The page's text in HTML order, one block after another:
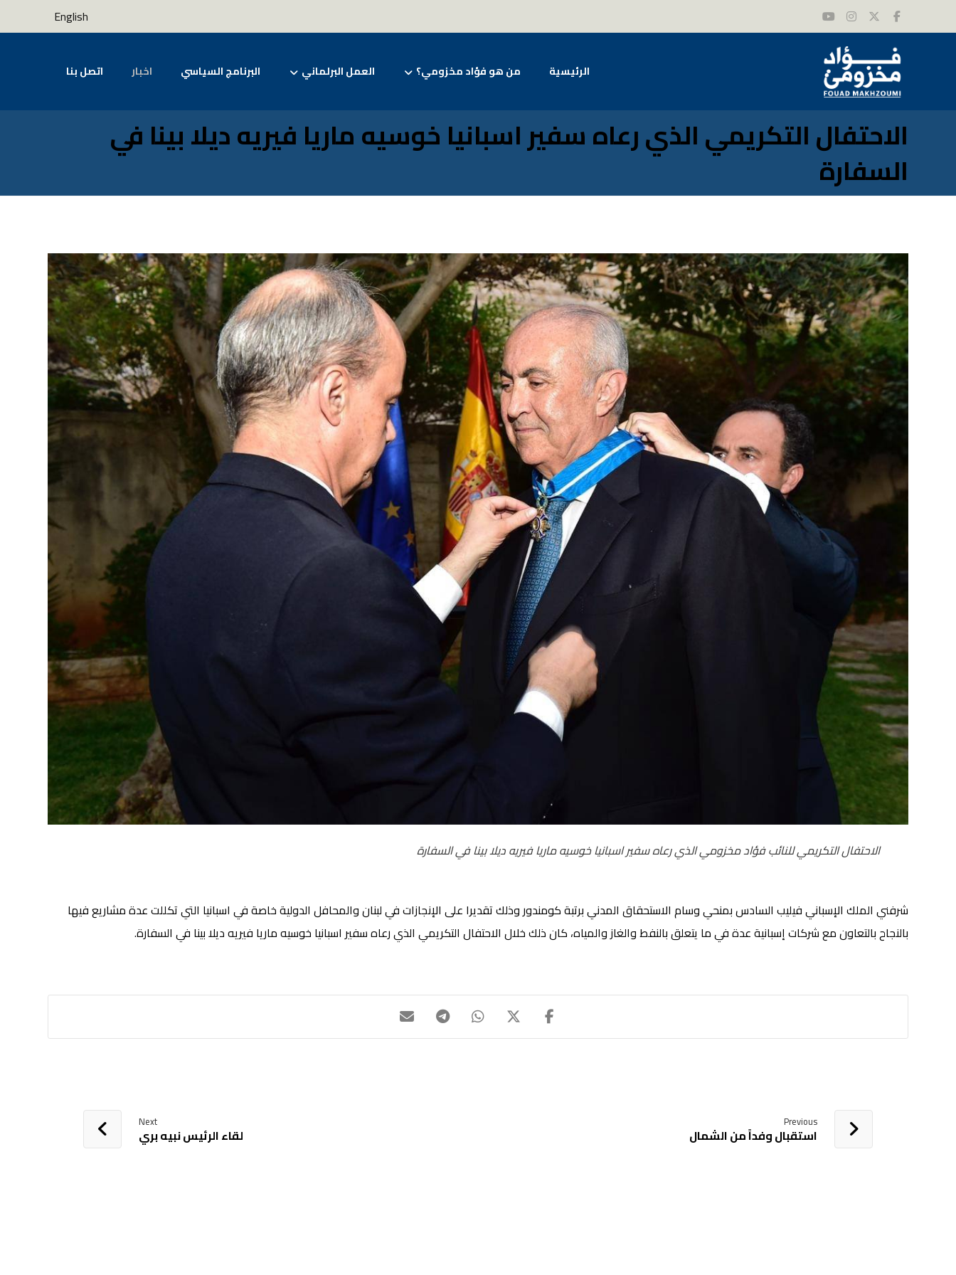
English
الرئيسية من هو فؤاد مخزومي؟ العمل البرلماني البرنامج السياسي اخبار اتصل بنا
الاحتفال التكريمي الذي رعاه سفير اسبانيا خوسيه ماريا فيريه ديلا بينا في
السفارة
الاحتفال التكريمي للنائب فؤاد مخزومي الذي رعاه سفير اسبانيا خوسيه ماريا فيريه ديلا بينا في السفارة
شرفني الملك الإسباني فيليب السادس بمنحي وسام الاستحقاق المدني برتبة كومندور وذلك تقديرا على الإنجازات في لبنان والمحافل الدولية خاصة في اسبانيا التي تكللت عدة مشاريع فيها
بالنجاح بالتعاون مع شركات إسبانية عدة في ما يتعلق بالنفط والغاز والمياه، كان ذلك خلال الاحتفال التكريمي الذي رعاه سفير اسبانيا خوسيه ماريا فيريه ديلا بينا في السفارة.
Previous
استقبال وفداً من الشمال
Next
لقاء الرئيس نبيه بري